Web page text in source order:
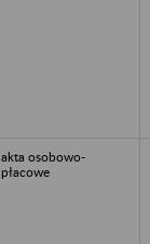
akta osobowo-
płacowe